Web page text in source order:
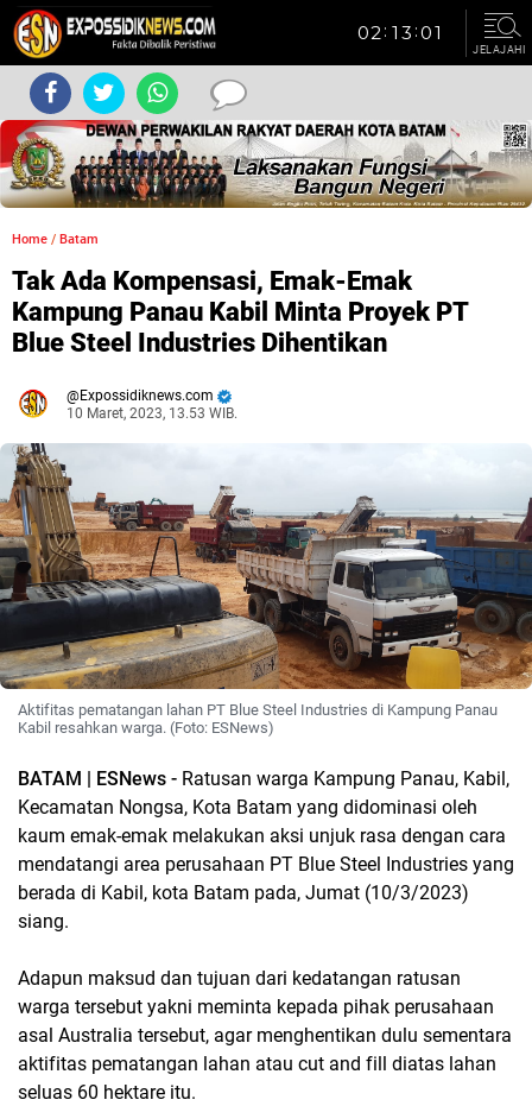
JELAJAHI
Home / Batam
Tak Ada Kompensasi, Emak-Emak
Kampung Panau Kabil Minta Proyek PT
Blue Steel Industries Dihentikan
Expossidiknews.com
10 Maret, 2023, 13.53 WIB.
Aktifitas pematangan lahan PT Blue Steel Industries di Kampung Panau
Kabil resahkan warga. (Foto: ESNews)
BATAM | ESNews - Ratusan warga Kampung Panau, Kabil,
Kecamatan Nongsa, Kota Batam yang didominasi oleh
kaum emak-emak melakukan aksi unjuk rasa dengan cara
mendatangi area perusahaan PT Blue Steel Industries yang
berada di Kabil, kota Batam pada, Jumat (10/3/2023)
siang.
Adapun maksud dan tujuan dari kedatangan ratusan
warga tersebut yakni meminta kepada pihak perusahaan
asal Australia tersebut, agar menghentikan dulu sementara
aktifitas pematangan lahan atau cut and fill diatas lahan
seluas 60 hektare itu.